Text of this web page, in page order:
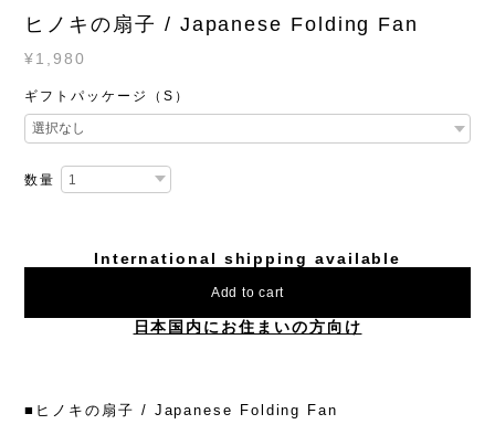
ヒノキの扇子 / Japanese Folding Fan
¥1,980
ギフトパッケージ（S）
数量
International shipping available
Add to cart
日本国内にお住まいの方向け
■ヒノキの扇子 / Japanese Folding Fan